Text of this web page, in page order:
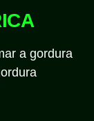
a gordura